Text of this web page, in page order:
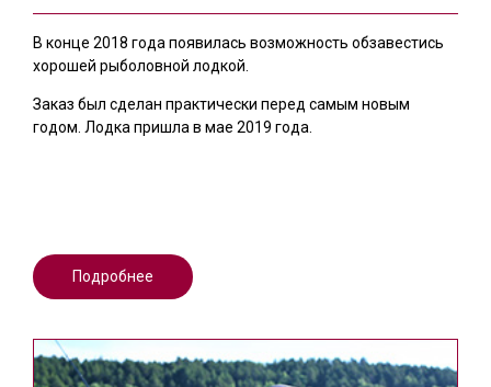
В конце 2018 года появилась возможность обзавестись
хорошей рыболовной лодкой.
Заказ был сделан практически перед самым новым
годом. Лодка пришла в мае 2019 года.
Подробнее